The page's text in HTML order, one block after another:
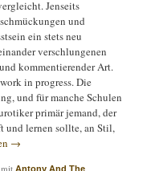
Jenseits
und
ein stets neu
verschlungenen
kommentierender Art.
in progress. Die
und für manche Schulen
primär jemand, der
lernen sollte, an Stil,
→
Antony And The